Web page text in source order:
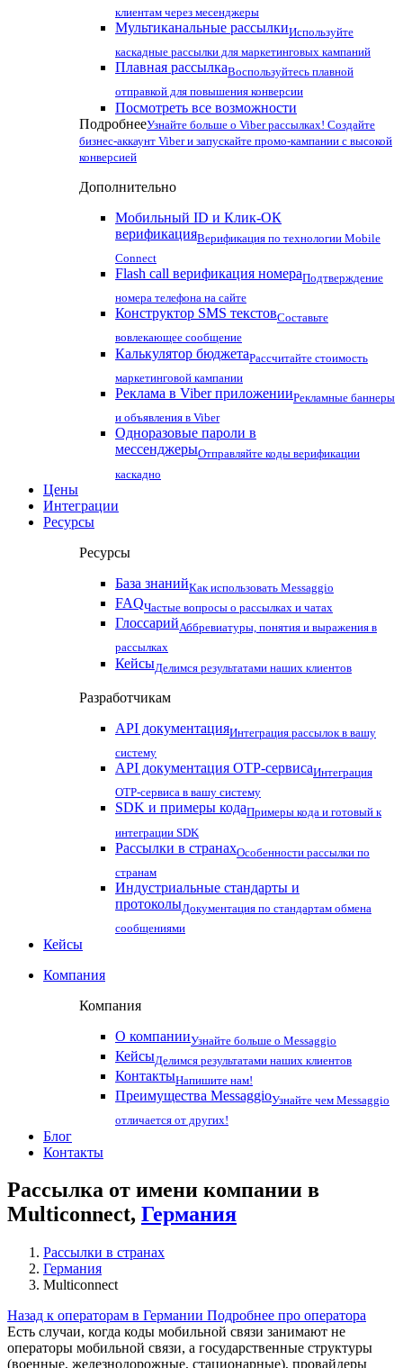
клиентам через месенджеры
Мультиканальные рассылкиИспользуйте
каскадные рассылки для маркетинговых кампаний
Плавная рассылкаВоспользуйтесь плавной
отправкой для повышения конверсии
Посмотреть все возможности
ПодробнееУзнайте больше о Viber рассылках! Создайте
бизнес-аккаунт Viber и запускайте промо-кампании с высокой
конверсией
Дополнительно
Мобильный ID и Клик-ОК
верификацияВерификация по технологии Mobile
Connect
Flash call верификация номераПодтверждение
номера телефона на сайте
Конструктор SMS текстовСоставьте
вовлекающее сообщение
Калькулятор бюджетаРассчитайте стоимость
маркетинговой кампании
Реклама в Viber приложенииРекламные баннеры
и объявления в Viber
Одноразовые пароли в
мессенджерыОтправляйте коды верификации
каскадно
Цены
Интеграции
Ресурсы
Ресурсы
База знанийКак использовать Messaggio
FAQЧастые вопросы о рассылках и чатах
ГлоссарийАббревиатуры, понятия и выражения в
рассылках
КейсыДелимся результатами наших клиентов
Разработчикам
API документацияИнтеграция рассылок в вашу
систему
API документация OTP-сервисаИнтеграция
OTP-сервиса в вашу систему
SDK и примеры кодаПримеры кода и готовый к
интеграции SDK
Рассылки в странахОсобенности рассылки по
странам
Индустриальные стандарты и
протоколыДокументация по стандартам обмена
сообщениями
Кейсы
Компания
Компания
О компанииУзнайте больше о Messaggio
КейсыДелимся результатами наших клиентов
КонтактыНапишите нам!
Преимущества MessaggioУзнайте чем Messaggio
отличается от других!
Блог
Контакты
Рассылка от имени компании в
Multiconnect, Германия
Рассылки в странах
Германия
Multiconnect
Назад к операторам в Германии Подробнее про оператора
Есть случаи, когда коды мобильной связи занимают не
операторы мобильной связи, а государственные структуры
(военные, железнодорожные, стационарные), провайдеры